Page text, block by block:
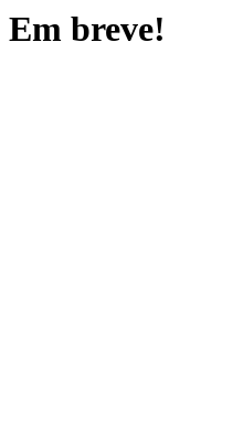
Em breve!